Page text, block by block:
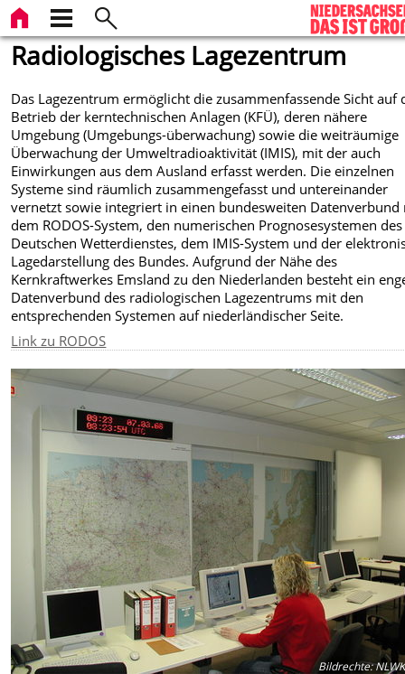
Radiologisches Lagezentrum
Das Lagezentrum ermöglicht die zusammenfassende Sicht auf
Betrieb der kerntechnischen Anlagen (KFÜ), deren nähere
Umgebung (Umgebungs-überwachung) sowie die weiträumige
Überwachung der Umweltradioaktivität (IMIS), mit der auch
Einwirkungen aus dem Ausland erfasst werden. Die einzelnen
Systeme sind räumlich zusammengefasst und untereinander
vernetzt sowie integriert in einen bundesweiten Datenverbund
dem RODOS-System, den numerischen Prognosesystemen des
Deutschen Wetterdienstes, dem IMIS-System und der
Lagedarstellung des Bundes. Aufgrund der Nähe des
Kernkraftwerkes Emsland zu den Niederlanden besteht ein
Datenverbund des radiologischen Lagezentrums mit den
entsprechenden Systemen auf niederländischer Seite.
Link zu RODOS
Bildrechte: